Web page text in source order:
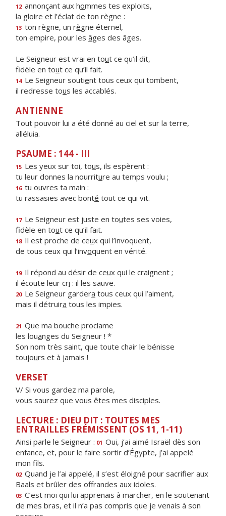
12 annonçant aux hommes tes exploits,
la gloire et l’éclat de ton règne :
13 ton règne, un règne éternel,
ton empire, pour les âges des âges.
Le Seigneur est vrai en tout ce qu’il dit,
fidèle en tout ce qu’il fait.
14 Le Seigneur soutient tous ceux qui tombent,
il redresse tous les accablés.
ANTIENNE
Tout pouvoir lui a été donné au ciel et sur la terre,
alléluia.
PSAUME : 144 - III
15 Les yeux sur toi, tous, ils espèrent :
tu leur donnes la nourriture au temps voulu ;
16 tu ouvres ta main :
tu rassasies avec bonté tout ce qui vit.
17 Le Seigneur est juste en toutes ses voies,
fidèle en tout ce qu’il fait.
18 Il est proche de ceux qui l’invoquent,
de tous ceux qui l’invoquent en vérité.
19 Il répond au désir de ceux qui le craignent ;
il écoute leur cri : il les sauve.
20 Le Seigneur gardera tous ceux qui l’aiment,
mais il détruira tous les impies.
21 Que ma bouche proclame
les louanges du Seigneur ! *
Son nom très saint, que toute chair le bénisse
toujours et à jamais !
VERSET
V/ Si vous gardez ma parole,
vous saurez que vous êtes mes disciples.
LECTURE : DIEU DIT : TOUTES MES
ENTRAILLES FRÉMISSENT (OS 11, 1-11)
Ainsi parle le Seigneur : 01 Oui, j’ai aimé Israël dès son
enfance, et, pour le faire sortir d’Égypte, j’ai appelé
mon fils.
02 Quand je l’ai appelé, il s’est éloigné pour sacrifier aux
Baals et brûler des offrandes aux idoles.
03 C’est moi qui lui apprenais à marcher, en le soutenant
de mes bras, et il n’a pas compris que je venais à son